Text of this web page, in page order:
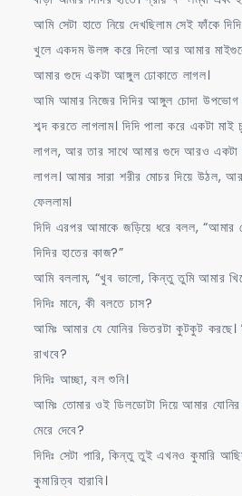
আমি সেটা হাতে নিয়ে দেখছিলাম সেই ফাঁকে
খুলে একদম উলঙ্গ করে দিলো আর আমার
আমার গুদে একটা আঙ্গুল ঢোকাতে লাগল।
আমি আমার নিজের দিদির আঙ্গুল চোদা
শব্দ করতে লাগলাম। দিদি পালা করে একটা
লাগল, আর তার সাথে আমার গুদে আরও একটা
লাগল। আমার সারা শরীর মোচর দিয়ে উঠল,
ফেললাম।
দিদি এরপর আমাকে জড়িয়ে ধরে বলল, “আমার
দিদির হাতের কাজ?”
আমি বললাম, “খুব ভালো, কিন্তু তুমি আমার খিদে
দিদিঃ মানে, কী বলতে চাস?
আমিঃ আমার যে যোনির ভিতরটা কুটকুট করছে।
রাখবে?
দিদিঃ আচ্ছা, বল শুনি।
আমিঃ তোমার ওই ডিলডোটা দিয়ে আমার
মেরে দেবে?
দিদিঃ সেটা পারি, কিন্তু তুই এখনও কুমারি
কুমারিত্ব হারাবি।